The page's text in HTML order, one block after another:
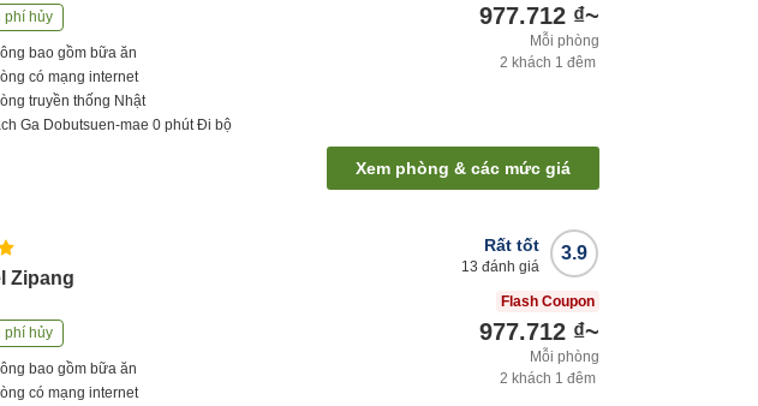
phí hủy
bao gồm bữa ăn
có mạng internet
truyền thống Nhật
Ga Dobutsuen-mae 0 phútĐi bộ
977.712 ₫~
Mỗi phòng
2 khách 1 đêm
Xem phòng & các mức giá
Zipang
phí hủy
bao gồm bữa ăn
có mạng internet
3.9
Rất tốt
13 đánh giá
Flash Coupon
977.712 ₫~
Mỗi phòng
2 khách 1 đêm